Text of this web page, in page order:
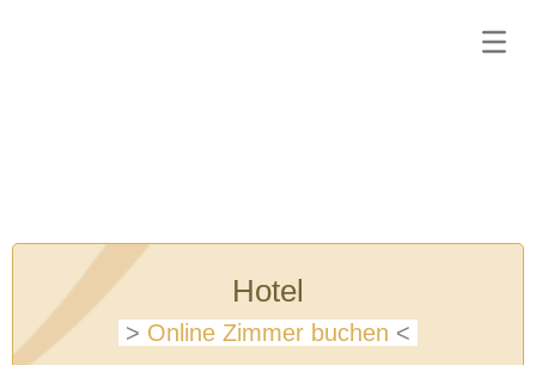
Hotel
> Online Zimmer buchen <